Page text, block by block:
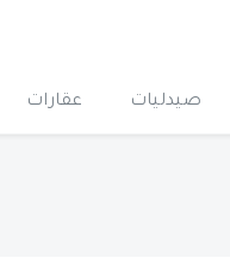
صيدليات عقارات